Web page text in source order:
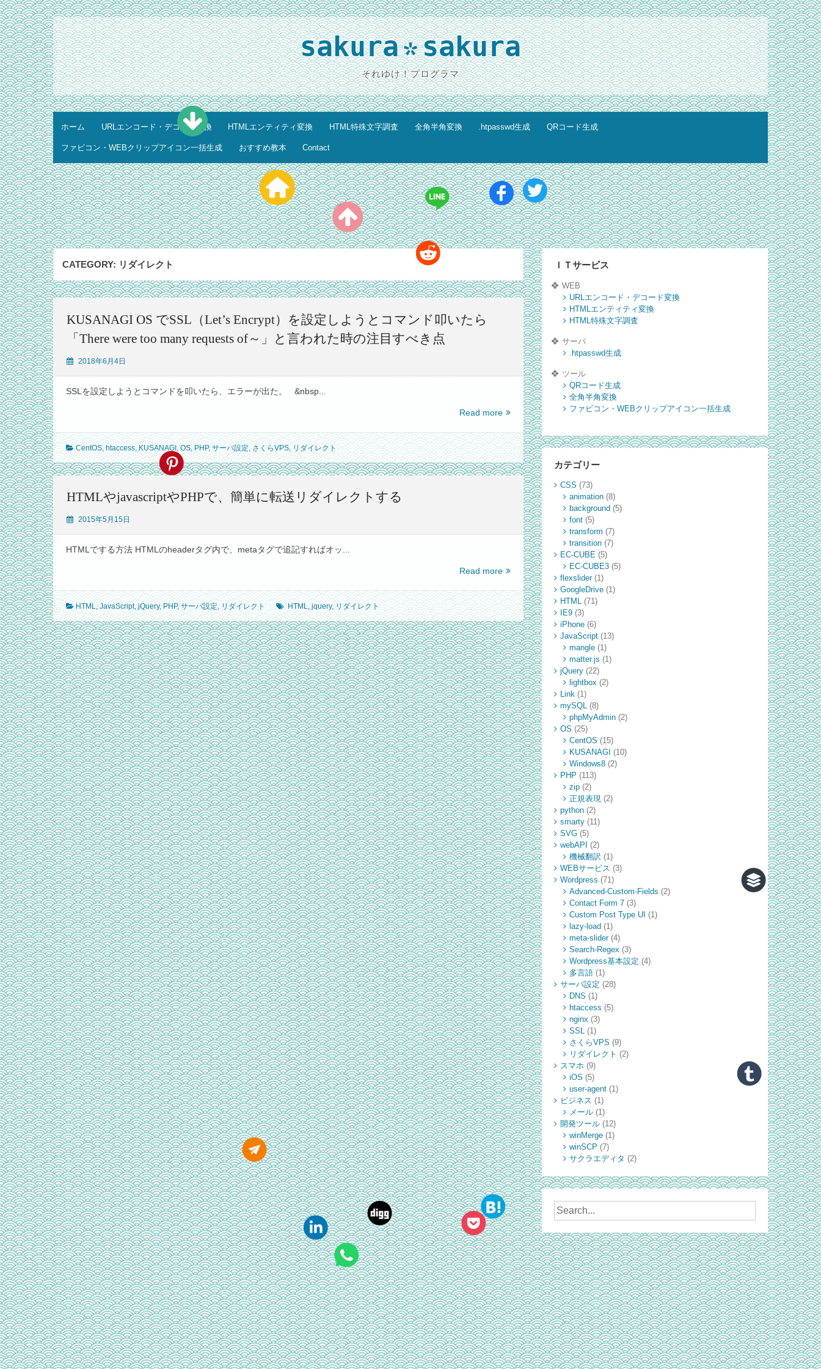
sakura*sakura
それゆけ！プログラマ
ホーム URLエンコード・デコード変換 HTMLエンティティ変換 HTML特殊文字調査 全角半角変換 .htpasswd生成 QRコード生成
ファビコン・WEBクリップアイコン一括生成 おすすめ教本 Contact
CATEGORY: リダイレクト
KUSANAGI OS でSSL（Let’s Encrypt）を設定しようとコマンド叩いたら
「There were too many requests of～」と言われた時の注目すべき点
2018年6月4日
SSLを設定しようとコマンドを叩いたら、エラーが出た。 &nbsp...
Read moreKUSANAGI
で
SSL（Let’s
Encrypt）
を
ン
ド
叩
い
た
ら
「There
were
too
many
requests
of
～」
と
言
わ
れ
た
時
の
注
目
す
べ
き
点
CentOS,htaccess,KUSANAGI,OS,PHP,サーバ設定,さくらVPS,リダイレクト
HTMLやjavascriptやPHPで、簡単に転送リダイレクトする
2015年5月15日
HTMLでする方法 HTMLのheaderタグ内で、metaタグで追記すればオッ...
Read moreHTML
javascript
や
PHP
で、
簡
単
に
転
送
リ
ダ
イ
レ
ク
ト
す
る
HTML,JavaScript, jQuery,PHP,サーバ設定,リダイレクト HTML,jquery,リダイレクト
ＩＴサービス
WEB
URLエンコード・デコード変換
HTMLエンティティ変換
HTML特殊文字調査
サーバ
.htpasswd生成
ツール
QRコード生成
全角半角変換
ファビコン・WEBクリップアイコン一括生成
カテゴリー
CSS (73)
animation(8)
background (5)
font(5)
transform (7)
transition(7)
EC-CUBE (5)
EC-CUBE3(5)
flexslider(1)
GoogleDrive(1)
HTML
(71)
IE9(3)
iPhone(6)
JavaScript(13)
mangle(1)
matter.js (1)
jQuery(22)
lightbox (2)
Link (1)
mySQL
(8)
phpMyAdmin(2)
OS (25)
CentOS (15)
KUSANAGI (10)
Windows8(2)
PHP (113)
zip(2)
正規表現 (2)
python(2)
smarty(11)
SVG(5)
webAPI
(2)
機械翻訳 (1)
WEBサービス (3)
Wordpress (71)
Advanced-Custom-Fields (2)
Contact Form 7(3)
Custom Post Type UI (1)
lazy-load (1)
meta-slider(4)
Search-Regex (3)
Wordpress基本設定 (4)
多言語(1)
サーバ設定 (28)
DNS (1)
htaccess (5)
nginx (3)
SSL
(1)
さくらVPS (9)
リダイレクト (2)
スマホ (9)
iOS (5)
user-agent(1)
ビジネス (1)
メール(1)
開発ツール(12)
winMerge(1)
winSCP (7)
サクラエディタ (2)